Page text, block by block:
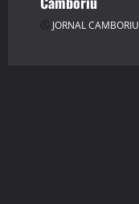
JORNAL CAMBORIU